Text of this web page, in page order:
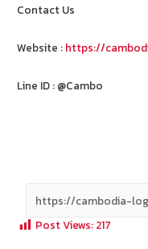
Contact Us
Website : https://
Line ID : @Cambo
Post Views: 217